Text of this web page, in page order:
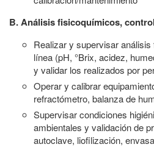
B. Análisis fisicoquímicos,
Realizar y supervisar
línea (pH, °Brix, acidez,
y validar los realizados por
Operar y calibrar
refractómetro, balanza de
Supervisar condiciones
ambientales y validación de
autoclave, liofilización,